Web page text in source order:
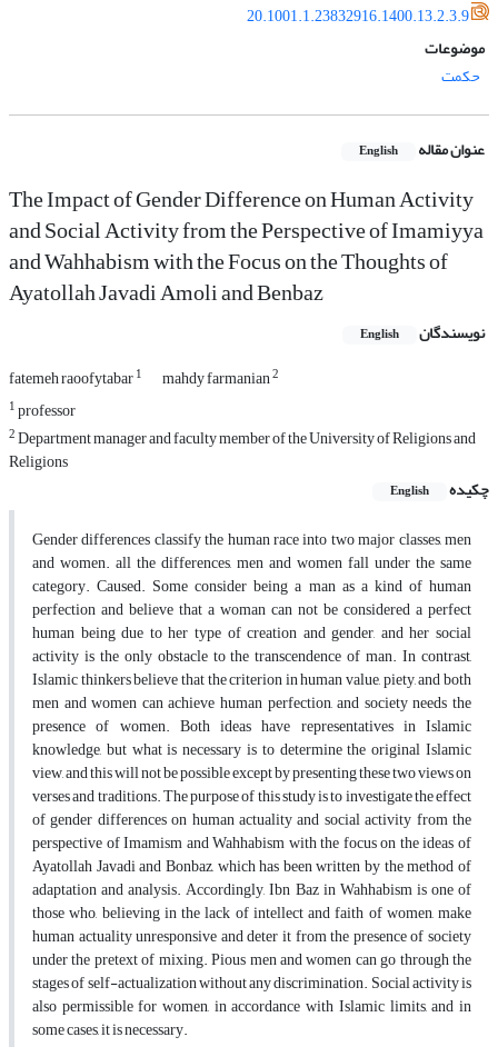
20.1001.1.23832916.1400.13.2.3.9
موضوعات
حکمت
عنوان مقاله English
The Impact of Gender Difference on Human Activity
and Social Activity from the Perspective of Imamiyya
and Wahhabism with the Focus on the Thoughts of
Ayatollah Javadi Amoli and Benbaz
نویسندگان English
fatemeh raoofytabar1 mahdy farmanian2
1professor
2Department manager and faculty member of the University of Religions and
Religions
چکیده
English
Gender differences classify the human race into two major classes, men
and women. all the differences, men and women fall under the same
category. Caused. Some consider being a man as a kind of human
perfection and believe that a woman can not be considered a perfect
human being due to her type of creation and gender, and her social
activity is the only obstacle to the transcendence of man. In contrast,
Islamic thinkers believe that the criterion in human value, piety, and both
men and women can achieve human perfection, and society needs the
presence of women. Both ideas have representatives in Islamic
knowledge, but what is necessary is to determine the original Islamic
view, and this will not be possible except by presenting these two views on
verses and traditions. The purpose of this study is to investigate the effect
of gender differences on human actuality and social activity from the
perspective of Imamism and Wahhabism with the focus on the ideas of
Ayatollah Javadi and Bonbaz, which has been written by the method of
adaptation and analysis. Accordingly, Ibn Baz in Wahhabism is one of
those who, believing in the lack of intellect and faith of women, make
human actuality unresponsive and deter it from the presence of society
under the pretext of mixing. Pious men and women can go through the
stages of self-actualization without any discrimination. Social activity is
also permissible for women, in accordance with Islamic limits, and in
some cases, it is necessary.